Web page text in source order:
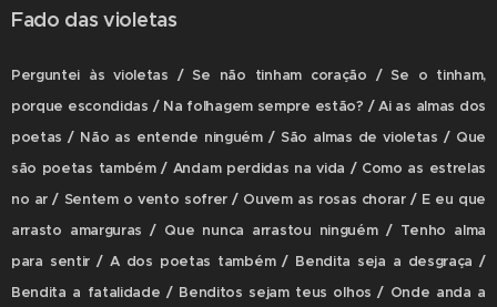
Fado das violetas
Perguntei às violetas / Se não tinham coração / Se o tinham,
porque escondidas / Na folhagem sempre estão? / Ai as almas dos
poetas / Não as entende ninguém / São almas de violetas / Que
são poetas também / Andam perdidas na vida / Como as estrelas
no ar / Sentem o vento sofrer / Ouvem as rosas chorar / E eu que
arrasto amarguras / Que nunca arrastou ninguém / Tenho alma
para sentir / A dos poetas também / Bendita seja a desgraça /
Bendita a fatalidade / Benditos sejam teus olhos / Onde anda a